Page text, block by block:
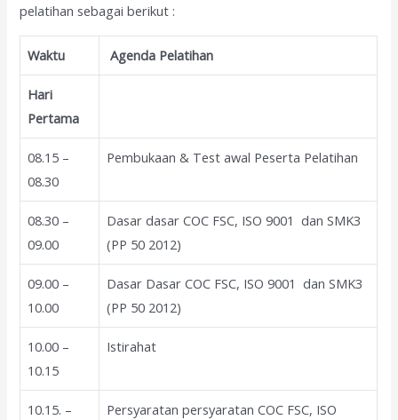
pelatihan sebagai berikut :
Waktu Agenda Pelatihan
Hari
Pertama
08.15 –
08.30
Pembukaan & Test awal Peserta Pelatihan
08.30 –
09.00
Dasar dasar COC FSC, ISO 9001 dan SMK3
(PP 50 2012)
09.00 –
10.00
Dasar Dasar COC FSC, ISO 9001 dan SMK3
(PP 50 2012)
10.00 –
10.15
Istirahat
10.15. –
Persyaratan persyaratan COC FSC, ISO